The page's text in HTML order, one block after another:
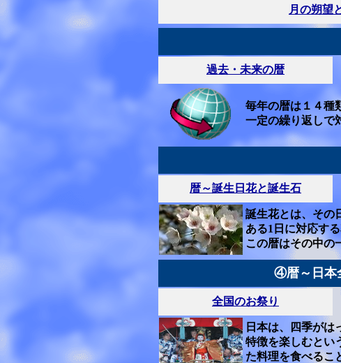
月の朔望
過去・未来の暦
毎年の暦は１４種
一定の繰り返しで
暦～誕生日花と誕生石
誕生花とは、その
ある1日に対応す
この暦はその中の
④暦～日本
全国のお祭り
日本は、四季がは
特徴を楽しむとい
た料理を食べるこ